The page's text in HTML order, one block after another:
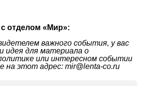
отделом « Мир»:
важного события, у вас
идея для материала о
или интересном событии
на этот адрес: mir@lenta-co.ru